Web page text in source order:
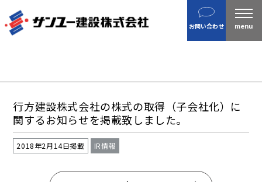
お問い合わせ
建設
企業案内
沿革
私たちの目指す姿 / CSR
行方建設株式会社の株式の取得（子会社化）に
関するお知らせを掲載致しました。
2018年2月14日掲載 IR情報